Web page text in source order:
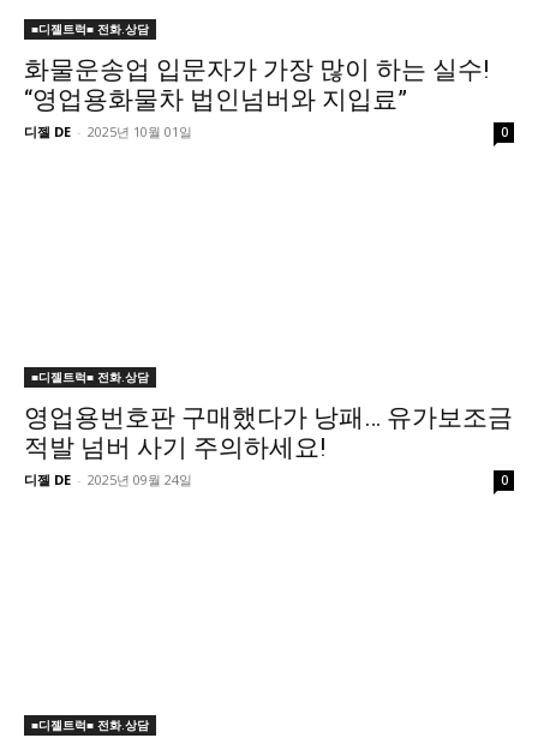
■디젤트럭■ 전화.상담
화물운송업 입문자가 가장 많이 하는 실수!
“영업용화물차 법인넘버와 지입료”
디젤 DE - 2025년 10월 01일 0
■디젤트럭■ 전화.상담
영업용번호판 구매했다가 낭패… 유가보조금
적발 넘버 사기 주의하세요!
디젤 DE - 2025년 09월 24일 0
■디젤트럭■ 전화.상담